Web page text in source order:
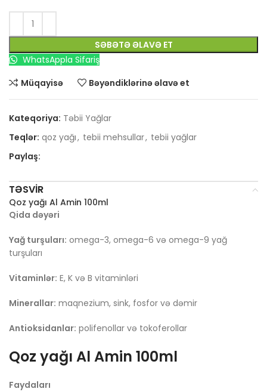
SƏBƏTƏ ƏLAVƏ ET
WhatsAppla Sifariş
Müqayisə
Bəyəndiklərinə əlavə et
Kateqoriya: Təbii Yağlar
Teqlər: qoz yağı, tebii mehsullar, tebii yağlar
Paylaş:
TƏSVIR
Qoz yağı Al Amin 100ml
Qida dəyəri
Yağ turşuları: omega-3, omega-6 və omega-9 yağ
turşuları
Vitaminlər: E, K və B vitaminləri
Minerallar: maqnezium, sink, fosfor və dəmir
Antioksidanlar: polifenollar və tokoferollar
Qoz yağı Al Amin 100ml
Faydaları